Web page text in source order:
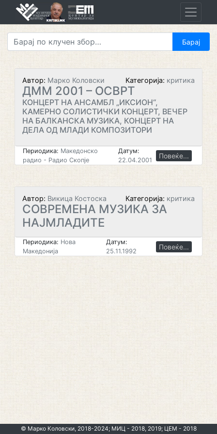
Автор: Марко Коловски Категорија: критика
ДММ 2001 – ОСВРТ
КОНЦЕРТ НА АНСАМБЛ „ИКСИОН“,
КАМЕРНО СОЛИСТИЧКИ КОНЦЕРТ, ВЕЧЕР
НА БАЛКАНСКА МУЗИКА, КОНЦЕРТ НА
ДЕЛА ОД МЛАДИ КОМПОЗИТОРИ
Периодика: Македонско
радио - Радио Скопје
Датум:
22.04.2001
Повеќе...
Автор: Викица Костоска Категорија: критика
СОВРЕМЕНА МУЗИКА ЗА
НАЈМЛАДИТЕ
Периодика: Нова
Македонија
Датум:
25.11.1992
Повеќе...
© Марко Коловски, 2018-2024; МИЦ - 2018, 2019; ЦЕМ - 2018